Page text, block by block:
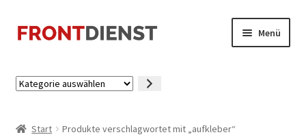
Zur
Navigation
Zum
Inhalt
Menü
Kategorie
Start Produkte verschlagwortet mit „aufkleber“